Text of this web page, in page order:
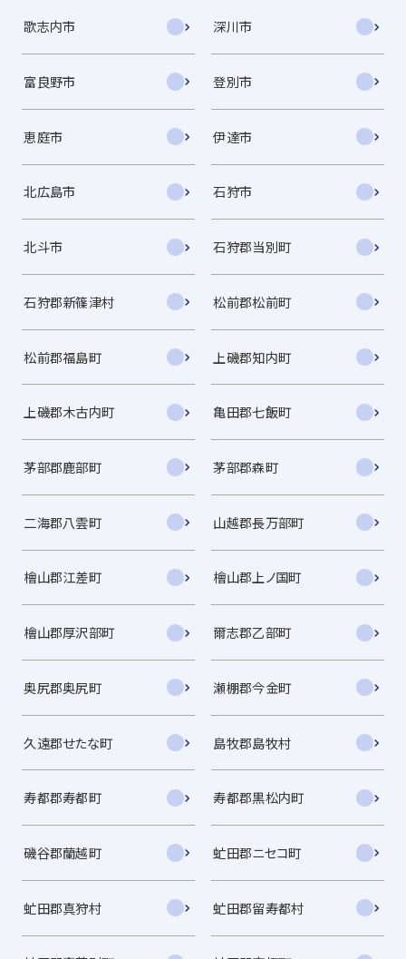
歌志内市 深川市
富良野市 登別市
恵庭市 伊達市
北広島市 石狩市
北斗市 石狩郡当別町
石狩郡新篠津村 松前郡松前町
松前郡福島町 上磯郡知内町
上磯郡木古内町 亀田郡七飯町
茅部郡鹿部町 茅部郡森町
二海郡八雲町 山越郡長万部町
檜山郡江差町 檜山郡上ノ国町
檜山郡厚沢部町 爾志郡乙部町
奥尻郡奥尻町 瀬棚郡今金町
久遠郡せたな町 島牧郡島牧村
寿都郡寿都町 寿都郡黒松内町
磯谷郡蘭越町 虻田郡ニセコ町
虻田郡真狩村 虻田郡留寿都村